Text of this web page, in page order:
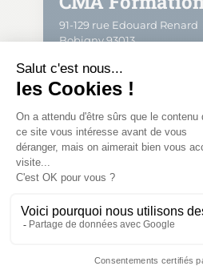
91-129 rue Edouard Renard
Bobigny 93013
Apprentissage
Formation
Formation technique
Accueil